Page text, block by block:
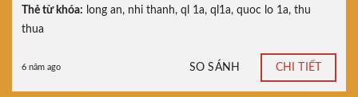
Thẻ từ khóa: long an, nhi thanh, ql 1a, ql1a, quoc lo 1a, thu
thua
6 năm ago SO SÁNH CHI TIẾT